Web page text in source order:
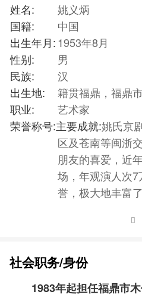
姓名:
姚义炳
国籍:
中国
出生年月: 1953年8月
性别:
男
民族:
汉
出生地:
籍贯福鼎，福鼎
职业:
艺术家
荣誉称号:主要成就:姚氏京
区及苍南等闽浙
朋友的喜爱，近
场，年观演人次
誉，极大地丰富
社会职务/身份
1983年起担任福鼎市